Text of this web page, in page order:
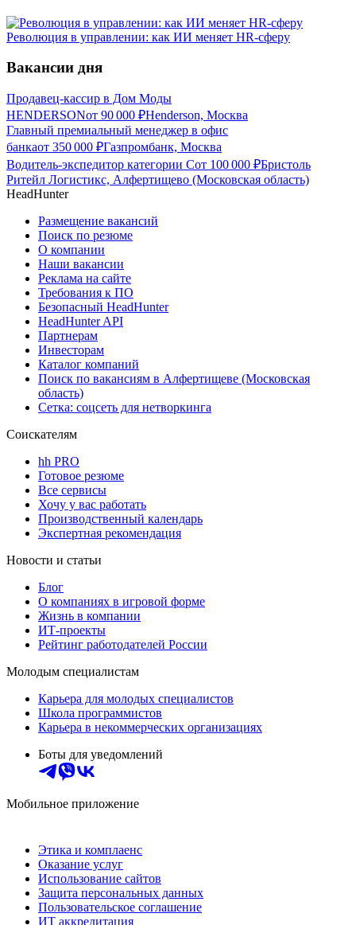
Революция в управлении: как ИИ меняет HR-сферу
Вакансии дня
Продавец-кассир в Дом Моды
HENDERSONот 90 000 ₽Henderson, Москва
Главный премиальный менеджер в офис
банкаот 350 000 ₽Газпромбанк, Москва
Водитель-экспедитор категории Сот 100 000 ₽Бристоль
Ритейл Логистикс, Алфертищево (Московская область)
HeadHunter
Размещение вакансий
Поиск по резюме
О компании
Наши вакансии
Реклама на сайте
Требования к ПО
Безопасный HeadHunter
HeadHunter API
Партнерам
Инвесторам
Каталог компаний
Поиск по вакансиям в Алфертищеве (Московская
область)
Сетка: соцсеть для нетворкинга
Соискателям
hh PRO
Готовое резюме
Все сервисы
Хочу у вас работать
Производственный календарь
Экспертная рекомендация
Новости и статьи
Блог
О компаниях в игровой форме
Жизнь в компании
ИТ-проекты
Рейтинг работодателей России
Молодым специалистам
Карьера для молодых специалистов
Школа программистов
Карьера в некоммерческих организациях
Боты для уведомлений
Мобильное приложение
Этика и комплаенс
Оказание услуг
Использование сайтов
Защита персональных данных
Пользовательское соглашение
ИТ аккредитация